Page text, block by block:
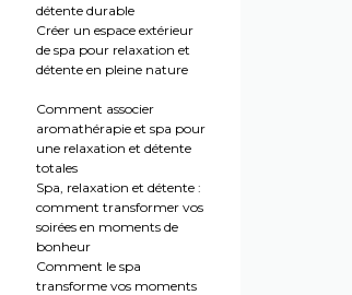
détente durable
Créer un espace extérieur
de spa pour relaxation et
détente en pleine nature
Comment associer
aromathérapie et spa pour
une relaxation et détente
totales
Spa, relaxation et détente :
comment transformer vos
soirées en moments de
bonheur
Comment le spa
transforme vos moments